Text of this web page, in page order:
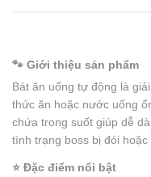
🐾 Giới thiệu sản phẩm
Bát ăn uống tự động là
thức ăn hoặc nước uống
chứa trong suốt giúp dễ
tình trạng boss bị đói hoặc
⭐ Đặc điểm nổi bật